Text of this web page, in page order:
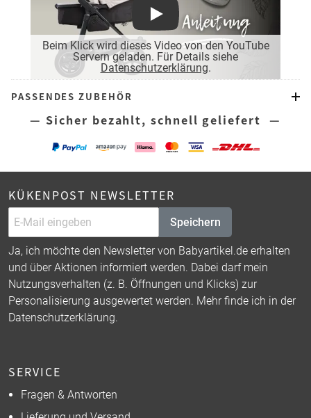
Beim Klick wird dieses Video von den YouTube
Servern geladen. Für Details siehe
Datenschutzerklärung.
Play
PASSENDES ZUBEHÖR
— Sicher bezahlt, schnell geliefert —
KÜKENPOST NEWSLETTER
Speichern
Ja, ich möchte den Newsletter von Babyartikel.de erhalten
und über Aktionen informiert werden. Dabei darf mein
Nutzungsverhalten (z. B. Öffnungen und Klicks) zur
Personalisierung ausgewertet werden. Mehr finde ich in der
Datenschutzerklärung.
SERVICE
Fragen & Antworten